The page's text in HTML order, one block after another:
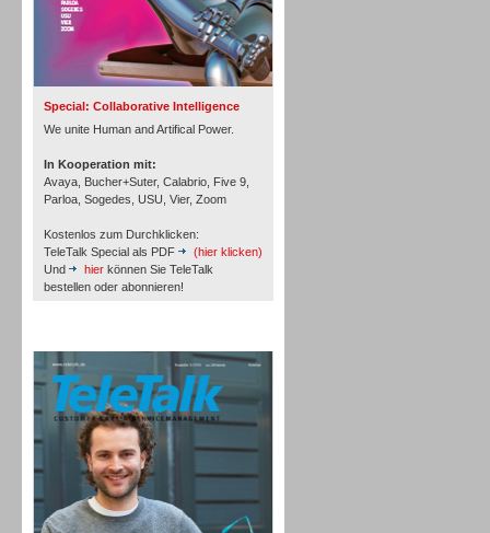
Special: Collaborative Intelligence
We unite Human and Artifical Power.
In Kooperation mit:
Avaya, Bucher+Suter, Calabrio, Five 9,
Parloa, Sogedes, USU, Vier, Zoom
Kostenlos zum Durchklicken:
TeleTalk Special als PDF
(hier klicken)
Und
hier können Sie TeleTalk
bestellen oder abonnieren!
Inbound
Inbound